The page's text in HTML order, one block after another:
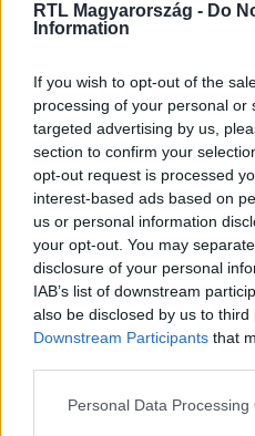
RTL Magyarország - Do
Information
If you wish to opt-out of the
processing of your personal or
targeted advertising by us,
section to confirm your
opt-out request is processed
interest-based ads based on
us or personal information
your opt-out. You may
disclosure of your personal
IAB’s list of downstream
also be disclosed by us to third
Downstream Participants that
Please note that this website/
Personal Data Processing
Kövess minket, és
Facebookon is!
REGGELI #VÍZ